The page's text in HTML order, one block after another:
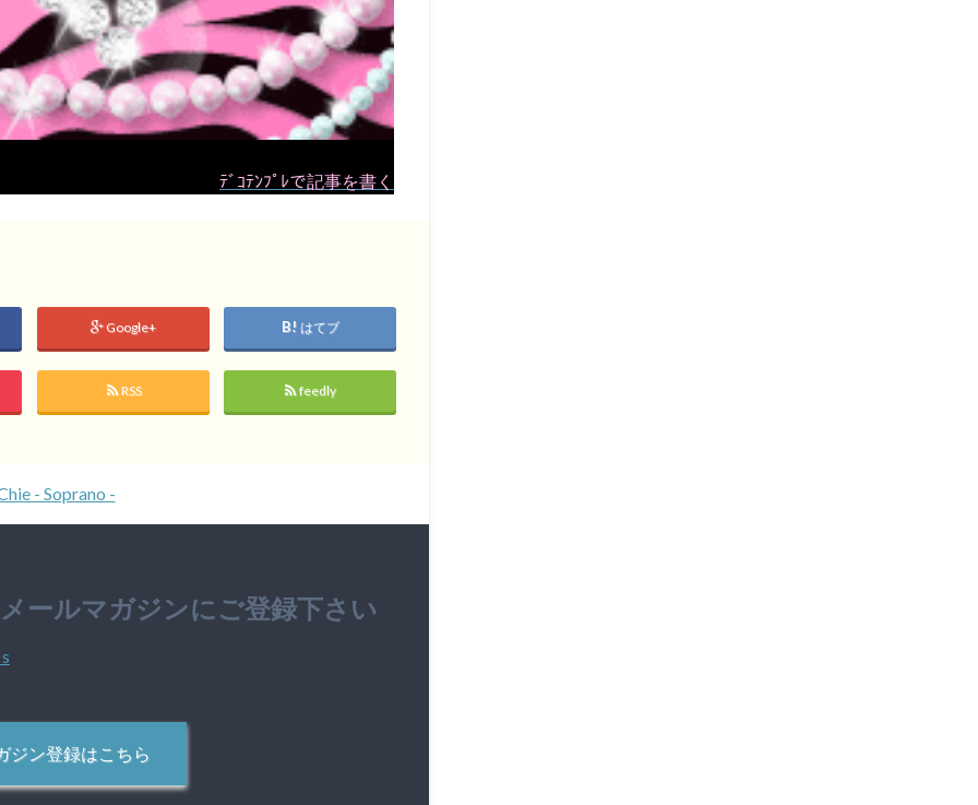
ﾃﾞｺﾃﾝﾌﾟﾚで記事を書く
Google+ はてブ
RSS feedly
- Soprano -
ールマガジンにご登録下さい
ジン登録はこちら